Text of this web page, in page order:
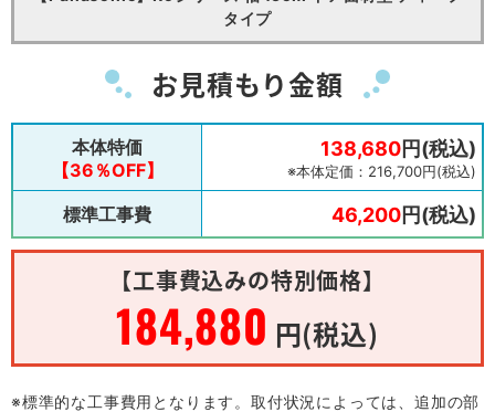
タイプ
お見積もり金額
本体特価
【36％OFF】
138,680円(税込)
※本体定価：216,700円(税込)
標準工事費 46,200円(税込)
【工事費込みの特別価格】
184,880 円(税込)
※標準的な工事費用となります。取付状況によっては、追加の部